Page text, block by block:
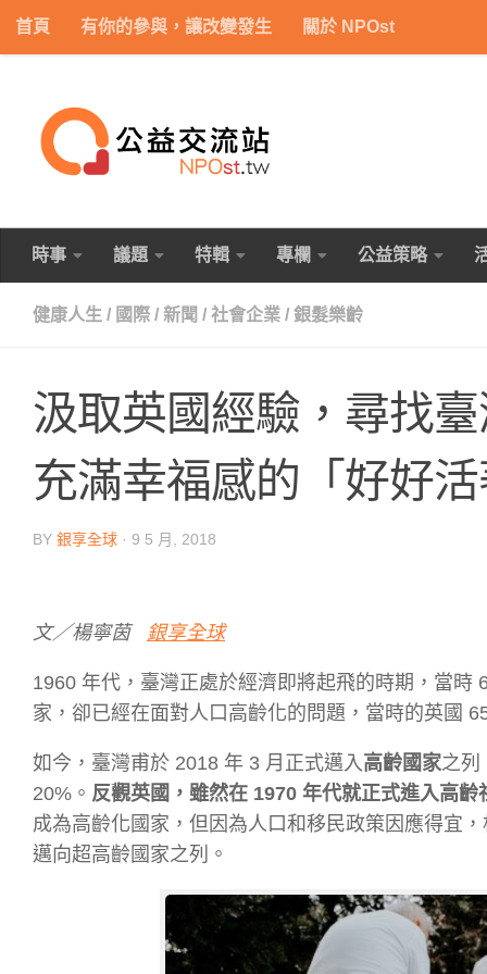
Skip to content
首頁 有你的參與，讓改變發生 關於 NPOst
時事 議題 特輯 專欄 公益策略
健康人生 / 國際 / 新聞 / 社會企業 / 銀髮樂齡
汲取英國經驗，尋找
充滿幸福感的「好好
BY 銀享全球 · 9 5 月, 2018
文／楊寧茵 銀享全球
1960 年代，臺灣正處於經濟即將起飛的時期，當
家，卻已經在面對人口高齡化的問題，當時的英國
如今，臺灣甫於 2018 年 3 月正式邁入 高齡國家之列
20%。 反觀英國，雖然在 1970 年代就正式進入高
成為高齡化國家，但因為人口和移民政策因應得宜
邁向超高齡國家之列。